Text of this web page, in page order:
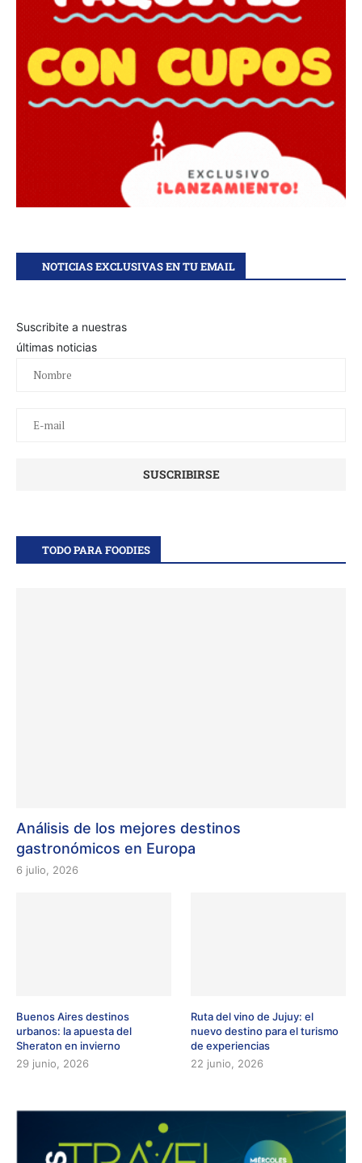
NOTICIAS EXCLUSIVAS EN TU EMAIL
Suscribite a nuestras
últimas noticias
TODO PARA FOODIES
Análisis de los mejores destinos
gastronómicos en Europa
6 julio, 2026
Buenos Aires destinos
urbanos: la apuesta del
Sheraton en invierno
29 junio, 2026
Ruta del vino de Jujuy: el
nuevo destino para el turismo
de experiencias
22 junio, 2026